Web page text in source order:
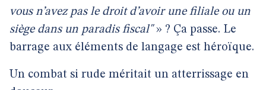
vous n’avez pas le droit d’avoir une filiale ou un
siège dans un paradis fiscal"» ? Ça passe. Le
barrage aux éléments de langage est héroïque.
Un combat si rude méritait un atterrissage en